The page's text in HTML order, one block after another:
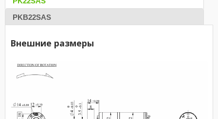
PKB22SAS
Внешние размеры